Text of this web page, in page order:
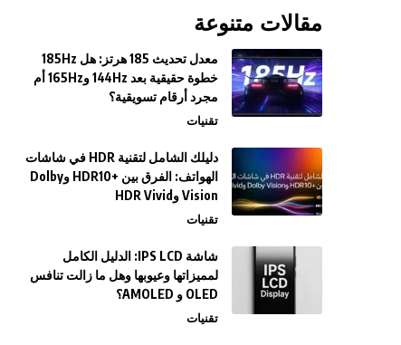
مقالات متنوعة
معدل تحديث 185 هرتز: هل 185Hz
خطوة حقيقية بعد 144Hz و165Hz أم
مجرد أرقام تسويقية؟
تقنيات
دليلك الشامل لتقنية HDR في شاشات
الهواتف: الفرق بين +HDR10 وDolby
Vision وHDR Vivid
تقنيات
شاشة IPS LCD: الدليل الكامل
لمميزاتها وعيوبها وهل ما زالت تنافس
OLED و AMOLED؟
تقنيات